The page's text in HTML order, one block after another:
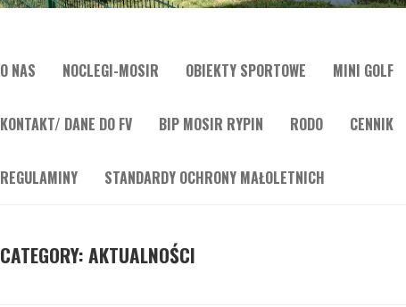
O NAS NOCLEGI-MOSIR OBIEKTY SPORTOWE MINI GOLF
KONTAKT/ DANE DO FV BIP MOSIR RYPIN RODO CENNIK
REGULAMINY STANDARDY OCHRONY MAŁOLETNICH
CATEGORY: AKTUALNOŚCI